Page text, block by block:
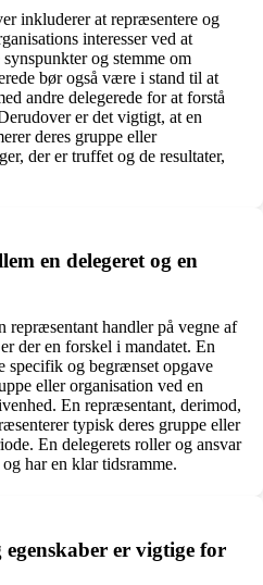
inkluderer at repræsentere og
interesser ved at
og stemme om
bør også være i stand til at
andre delegerede for at forstå
er det vigtigt, at en
deres gruppe eller
der er truffet og de resultater,
en delegeret og en
repræsentant handler på vegne af
der en forskel i mandatet. En
specifik og begrænset opgave
eller organisation ved en
En repræsentant, derimod,
typisk deres gruppe eller
En delegerets roller og ansvar
har en klar tidsramme.
er vigtige for